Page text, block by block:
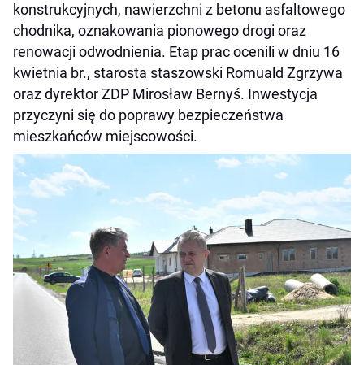
konstrukcyjnych, nawierzchni z betonu asfaltowego
chodnika, oznakowania pionowego drogi oraz
renowacji odwodnienia. Etap prac ocenili w dniu 16
kwietnia br., starosta staszowski Romuald Zgrzywa
oraz dyrektor ZDP Mirosław Bernyś. Inwestycja
przyczyni się do poprawy bezpieczeństwa
mieszkańców miejscowości.